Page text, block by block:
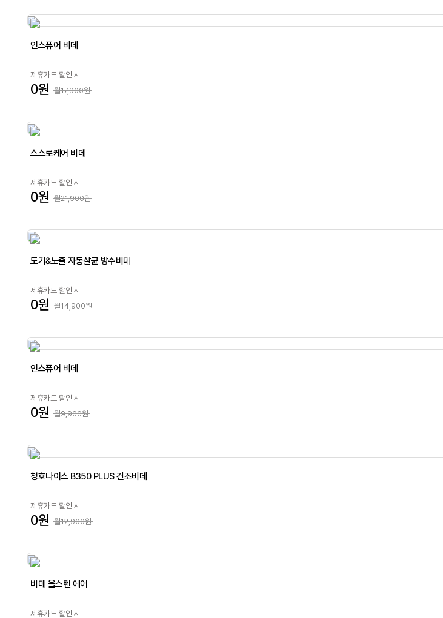
인스퓨어 비데
제휴카드 할인 시
0원 월17,900원
스스로케어 비데
제휴카드 할인 시
0원 월21,900원
도기&노즐 자동살균 방수비데
제휴카드 할인 시
0원 월14,900원
인스퓨어 비데
제휴카드 할인 시
0원 월9,900원
청호나이스 B350 PLUS 건조비데
제휴카드 할인 시
0원 월12,900원
비데 올스텐 에어
제휴카드 할인 시